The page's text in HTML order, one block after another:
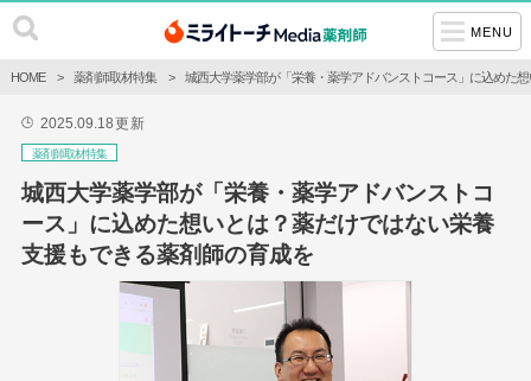
MENU
HOME 薬剤師取材特集 城西大学薬学部が「栄養・薬学アドバンストコース」に込めた
🕒 2025.09.18更新
薬剤師取材特集
城西大学薬学部が「栄養・薬学アドバンストコ
ース」に込めた想いとは？薬だけではない栄養
支援もできる薬剤師の育成を